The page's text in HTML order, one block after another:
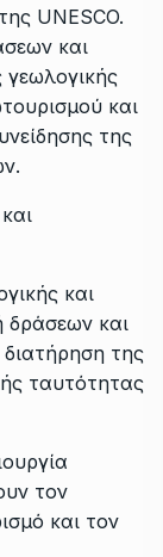
UNESCO.
και
και
της
και
δράσεων και
της
ταυτότητας
τον
και τον